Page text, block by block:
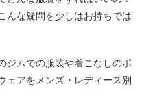
んな疑問を少しはお持ちでは
ジムでの服装や着こなしのポ
ェアをメンズ・レディース別